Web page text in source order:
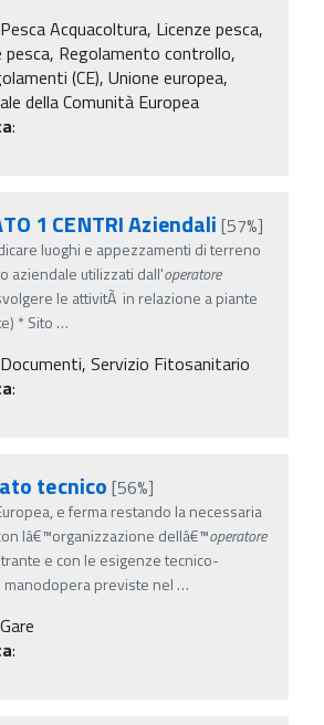
Pesca Acquacoltura, Licenze pesca,
pesca, Regolamento controllo,
(CE), Unione europea,
della Comunità Europea
:
1 CENTRI Aziendali [57%]
luoghi e appezzamenti di terreno
aziendale utilizzati dall'operatore
le attivitÃ in relazione a piante
* Sito …
Documenti, Servizio Fitosanitario
:
tecnico [56%]
e ferma restando la necessaria
lâ€™organizzazione dellâ€™operatore
e con le esigenze tecnico-
previste nel …
Gare
: